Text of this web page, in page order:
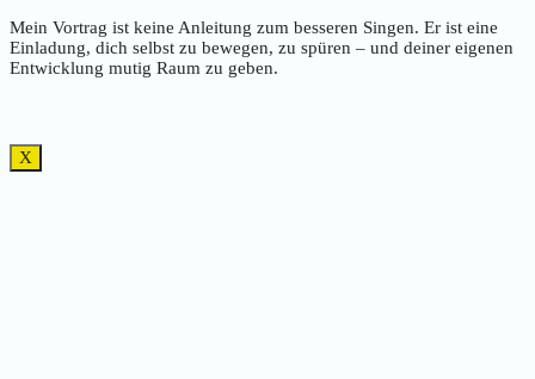
Mein Vortrag ist keine Anleitung zum besseren Singen. Er ist eine
Einladung, dich selbst zu bewegen, zu spüren – und deiner eigenen
Entwicklung mutig Raum zu geben.
X